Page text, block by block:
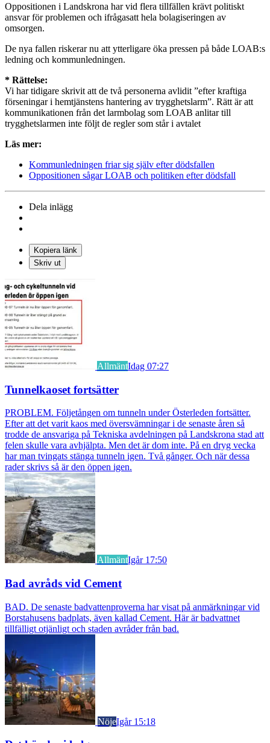
Oppositionen i Landskrona har vid flera tillfällen krävt politiskt
ansvar för problemen och ifrågasatt hela bolagiseringen av
omsorgen.
De nya fallen riskerar nu att ytterligare öka pressen på både LOAB:s
ledning och kommunledningen.
* Rättelse:
Vi har tidigare skrivit att de två personerna avlidit ”efter kraftiga
förseningar i hemtjänstens hantering av trygghetslarm”. Rätt är att
kommunikationen från det larmbolag som LOAB anlitar till
trygghetslarmen inte följt de regler som står i avtalet
Läs mer:
Kommunledningen friar sig själv efter dödsfallen
Oppositionen sågar LOAB och politiken efter dödsfall
Dela inlägg
Kopiera länk
Skriv ut
AllmäntIdag 07:27
Tunnelkaoset fortsätter
PROBLEM. Följetången om tunneln under Österleden fortsätter.
Efter att det varit kaos med översvämningar i de senaste åren så
trodde de ansvariga på Tekniska avdelningen på Landskrona stad att
felen skulle vara avhjälpta. Men det är dom inte. På en dryg vecka
har man tvingats stänga tunneln igen. Två gånger. Och när dessa
rader skrivs så är den öppen igen.
AllmäntIgår 17:50
Bad avråds vid Cement
BAD. De senaste badvattenproverna har visat på anmärkningar vid
Borstahusens badplats, även kallad Cement. Här är badvattnet
tillfälligt otjänligt och staden avråder från bad.
NöjeIgår 15:18